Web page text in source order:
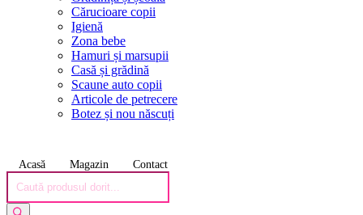
Cărucioare copii
Igienă
Zona bebe
Hamuri și marsupii
Casă și grădină
Scaune auto copii
Articole de petrecere
Botez și nou născuți
Acasă Magazin Contact
search